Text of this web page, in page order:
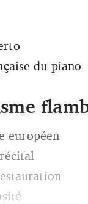
du piano
européen
récital